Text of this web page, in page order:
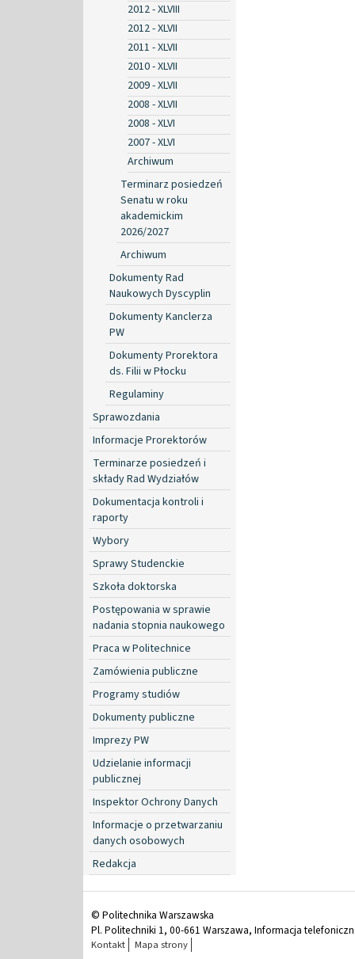
2012 - XLVIII
2012 - XLVII
2011 - XLVII
2010 - XLVII
2009 - XLVII
2008 - XLVII
2008 - XLVI
2007 - XLVI
Archiwum
Terminarz posiedzeń
Senatu w roku
akademickim
2026/2027
Archiwum
Dokumenty Rad
Naukowych Dyscyplin
Dokumenty Kanclerza
PW
Dokumenty Prorektora
ds. Filii w Płocku
Regulaminy
Sprawozdania
Informacje Prorektorów
Terminarze posiedzeń i
składy Rad Wydziałów
Dokumentacja kontroli i
raporty
Wybory
Sprawy Studenckie
Szkoła doktorska
Postępowania w sprawie
nadania stopnia naukowego
Praca w Politechnice
Zamówienia publiczne
Programy studiów
Dokumenty publiczne
Imprezy PW
Udzielanie informacji
publicznej
Inspektor Ochrony Danych
Informacje o przetwarzaniu
danych osobowych
Redakcja
© Politechnika Warszawska
Pl. Politechniki 1, 00-661 Warszawa, Informacja
Kontakt Mapa strony